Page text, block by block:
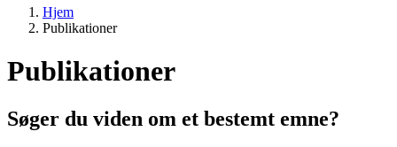
Hjem
Publikationer
Publikationer
Søger du viden om et bestemt emne?